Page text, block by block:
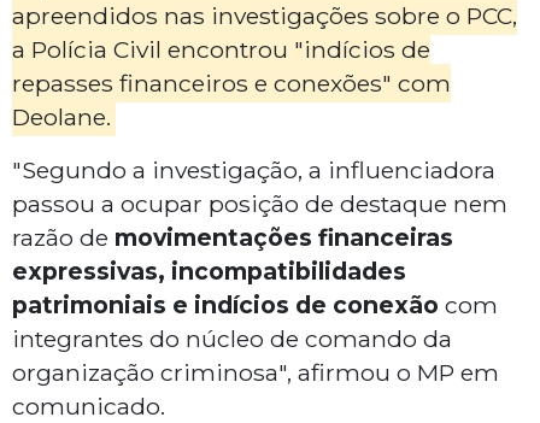
apreendidos nas investigações sobre o PCC,
a Polícia Civil encontrou "indícios de
repasses financeiros e conexões" com
Deolane.
"Segundo a investigação, a influenciadora
passou a ocupar posição de destaque nem
razão de movimentações financeiras
expressivas, incompatibilidades
patrimoniais e indícios de conexão com
integrantes do núcleo de comando da
organização criminosa", afirmou o MP em
comunicado.